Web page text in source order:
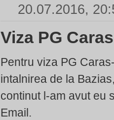
20.07.2016,
Viza PG
Pentru viza PG
intalnirea de la
continut l-am avut eu
Email.